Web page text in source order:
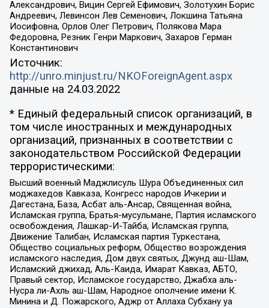
Александрович, Вицин Сергей Ефимович, Золотухин Борис
Андреевич, Левинсон Лев Семенович, Локшина Татьяна
Иосифовна, Орлов Олег Петрович, Полякова Мара
Федоровна, Резник Генри Маркович, Захаров Герман
Константинович
Источник:
http://unro.minjust.ru/NKOForeignAgent.aspx
данные на 24.03.2022
* Единый федеральный список организаций, в
том числе иностранных и международных
организаций, признанных в соответствии с
законодательством Российской Федерации
террористическими:
Высший военный Маджлисуль Шура Объединенных сил
моджахедов Кавказа, Конгресс народов Ичкерии и
Дагестана, База, Асбат аль-Ансар, Священная война,
Исламская группа, Братья-мусульмане, Партия исламского
освобождения, Лашкар-И-Тайба, Исламская группа,
Движение Талибан, Исламская партия Туркестана,
Общество социальных реформ, Общество возрождения
исламского наследия, Дом двух святых, Джунд аш-Шам,
Исламский джихад, Аль-Каида, Имарат Кавказ, АБТО,
Правый сектор, Исламское государство, Джабха аль-
Нусра ли-Ахль аш-Шам, Народное ополчение имени К.
Минина и Д. Пожарского, Аджр от Аллаха Субхану уа